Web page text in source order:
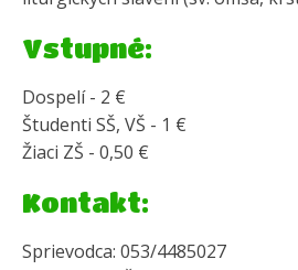
Vstupné:
Dospelí - 2 €
Študenti SŠ, VŠ - 1 €
Žiaci ZŠ - 0,50 €
Kontakt:
Sprievodca: 053/4485027